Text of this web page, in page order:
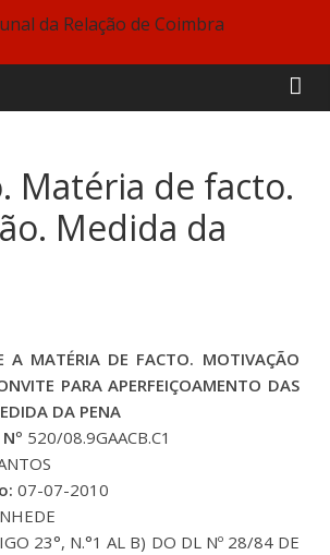
Matéria de facto.
Medida da
A MATÉRIA DE FACTO. MOTIVAÇÃO
PARA APERFEIÇOAMENTO DAS
DA PENA
520/08.9GAACB.C1
07-07-2010
23°, N.°1 AL B) DO DL Nº 28/84 DE